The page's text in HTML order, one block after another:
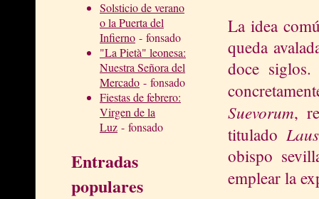
Solsticio de verano
o la Puerta del
Infierno - fonsado
"La Pietà" leonesa:
Nuestra Señora del
Mercado - fonsado
Fiestas de febrero:
Virgen de la
Luz - fonsado
Entradas
populares
La idea
queda
doce
Suevorum,
titulado
obispo
emplear la